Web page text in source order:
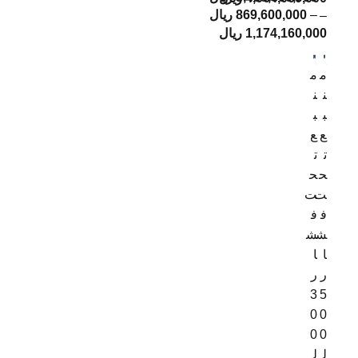
–
1,174,160,000 ریال
–
869,600,000 ریال
م
ن
ب
ع
ت
ح
ت
ف
ش
ا
ر
5
0
0
ل
م
ن
ب
ع
ت
ح
ت
ف
ش
ا
ر
3
0
0
ل